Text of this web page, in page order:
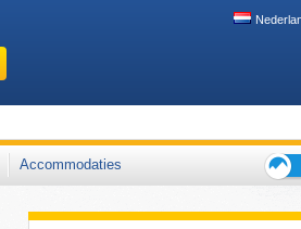
Accommodaties
voor